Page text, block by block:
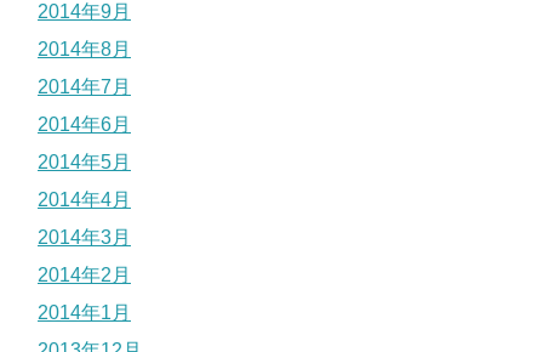
2014年9月
2014年8月
2014年7月
2014年6月
2014年5月
2014年4月
2014年3月
2014年2月
2014年1月